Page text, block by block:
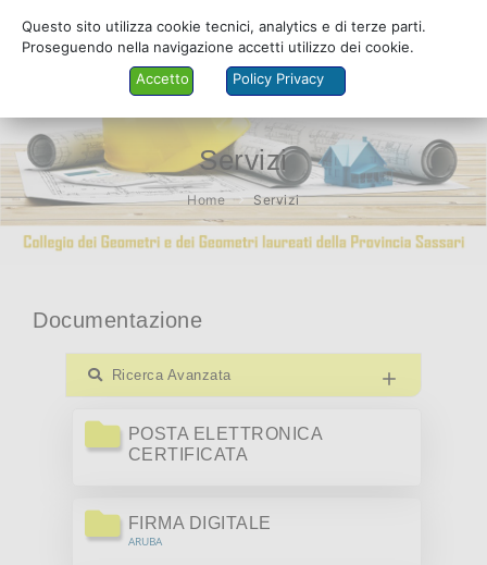
COLLEGIO
ALBO
PRATICANTI
MODULISTICA
AMMINISTRAZIONE TRASPARENTE
SEGRETERIA
Servizi
Home Servizi
Documentazione
Ricerca Avanzata
POSTA ELETTRONICA
CERTIFICATA
FIRMA DIGITALE
ARUBA
Questo sito utilizza cookie tecnici, analytics e di terze parti.
Proseguendo nella navigazione accetti utilizzo dei cookie.
Policy Privacy
Accetto